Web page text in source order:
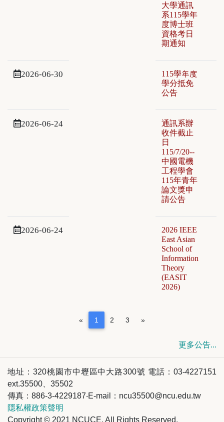
大學通訊
系115學年
度博士班
資格考日
期通知
2026-06-30
115學年度
學分抵免
公告
2026-06-24
通訊系辦
收件截止
日
115/7/20--
中國電機
工程學會
115年青年
論文獎申
請公告
2026-06-24
2026 IEEE
East Asian
School of
Information
Theory
(EASIT
2026)
« 1 (current)
2 3 »
更多公告...
地址：320桃園市中壢區中大路300號 電話：03-4227151
ext.35500、35502
傳真：886-3-4229187‧E-mail：ncu35500@ncu.edu.tw
隱私權政策聲明
Copyright © 2021 NCUCE. All Rights Reserved.